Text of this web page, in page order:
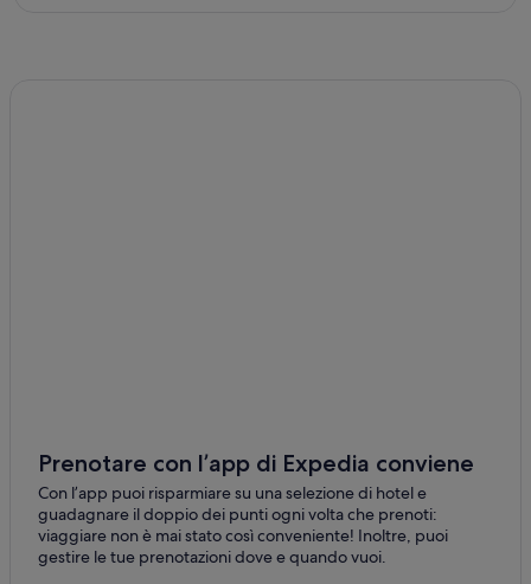
Prenotare con l’app di Expedia conviene
Con l’app puoi risparmiare su una selezione di hotel e
guadagnare il doppio dei punti ogni volta che prenoti:
viaggiare non è mai stato così conveniente! Inoltre, puoi
gestire le tue prenotazioni dove e quando vuoi.